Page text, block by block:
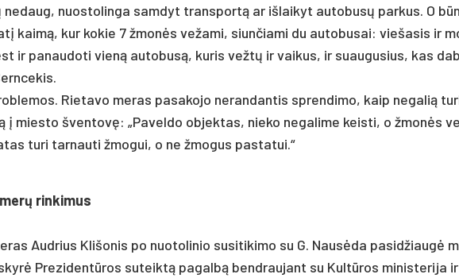
nuo­sto­lin­ga sam­dyt trans­portą ar iš­lai­kyt au­to­busų par­kus. O
kaimą, kur ko­kie 7 žmonės ve­ža­mi, siun­čia­mi du au­to­bu­sai: vie­ša­sis ir
ir pa­nau­do­ti vieną au­to­busą, ku­ris vežtų ir vai­kus, ir suau­gu­sius, kas
Rie­ta­vo me­ras pa­sa­ko­jo ne­ran­dan­tis spren­di­mo, kaip ne­ga­lią
į mies­to šven­tovę: „Pa­vel­do ob­jek­tas, nie­ko ne­ga­li­me keis­ti, o žmonės
tu­ri tar­nau­ti žmo­gui, o ne žmo­gus pa­sta­tui.“
rin­ki­mus
Aud­rius Kli­šo­nis po nuo­to­li­nio su­si­ti­ki­mo su G. Nausė­da pa­si­džiaugė
Pre­zi­dentū­ros su­teiktą pa­galbą bend­rau­jant su Kultū­ros mi­nis­te­ri­ja